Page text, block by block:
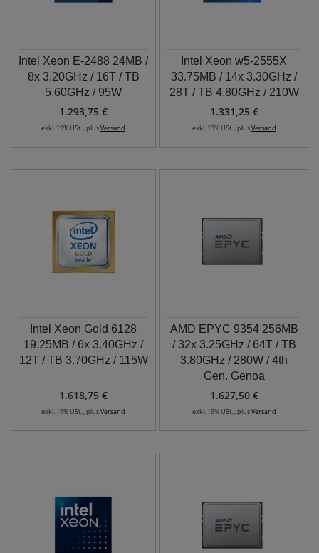
Intel Xeon E-2488 24MB /
8x 3.20GHz / 16T / TB
5.60GHz / 95W
1.293,75 €
exkl. 19% USt. , plusVersand
Intel Xeon w5-2555X
33.75MB / 14x 3.30GHz /
28T / TB 4.80GHz / 210W
1.331,25 €
exkl. 19% USt. , plusVersand
Intel Xeon Gold 6128
19.25MB / 6x 3.40GHz /
12T / TB 3.70GHz / 115W
1.618,75 €
exkl. 19% USt. , plusVersand
AMD EPYC 9354 256MB
/ 32x 3.25GHz / 64T / TB
3.80GHz / 280W / 4th
Gen. Genoa
1.627,50 €
exkl. 19% USt. , plusVersand